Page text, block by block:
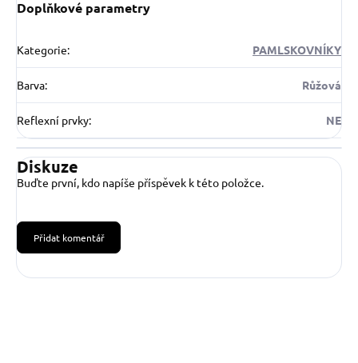
Doplňkové parametry
Kategorie: PAMLSKOVNÍKY
Barva: Růžová
Reflexní prvky: NE
Diskuze
Buďte první, kdo napíše příspěvek k této položce.
Přidat komentář